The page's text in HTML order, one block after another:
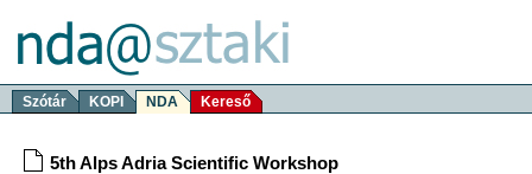
Szótár KOPI NDA Kereső
5th Alps Adria Scientific Workshop